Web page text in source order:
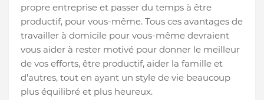
propre entreprise et passer du temps à être
productif, pour vous-même. Tous ces avantages de
travailler à domicile pour vous-même devraient
vous aider à rester motivé pour donner le meilleur
de vos efforts, être productif, aider la famille et
d'autres, tout en ayant un style de vie beaucoup
plus équilibré et plus heureux.